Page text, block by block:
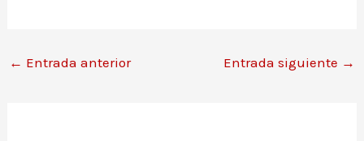
← Entrada anterior Entrada siguiente →